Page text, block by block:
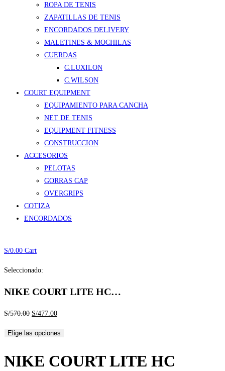
ROPA DE TENIS
ZAPATILLAS DE TENIS
ENCORDADOS DELIVERY
MALETINES & MOCHILAS
CUERDAS
C.LUXILON
C.WILSON
COURT EQUIPMENT
EQUIPAMIENTO PARA CANCHA
NET DE TENIS
EQUIPMENT FITNESS
CONSTRUCCION
ACCESORIOS
PELOTAS
GORRAS CAP
OVERGRIPS
COTIZA
ENCORDADOS
S/0.00 Cart
Seleccionado:
NIKE COURT LITE HC…
S/570.00 El
original
S/570.00.
S/477.00El
S/477.00.
Elige las opciones
NIKE COURT LITE HC